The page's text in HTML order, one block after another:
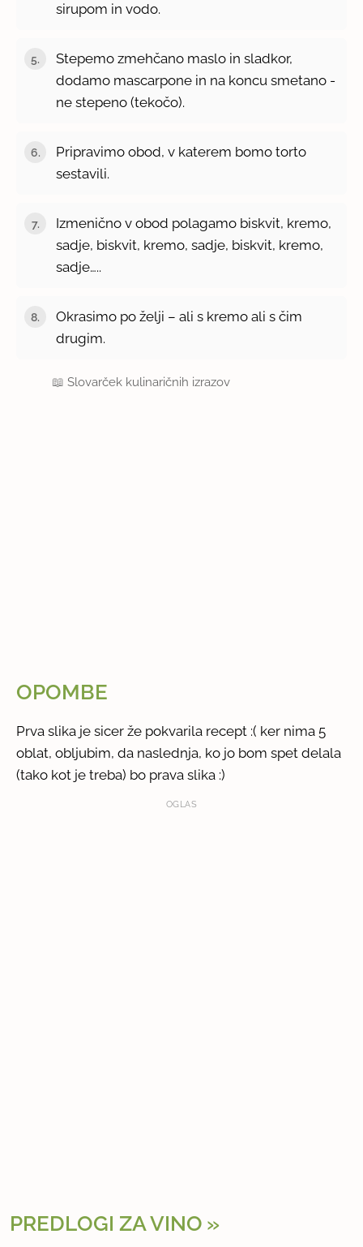
sirupom in vodo.
Stepemo zmehčano maslo in sladkor,
dodamo mascarpone in na koncu smetano -
ne stepeno (tekočo).
Pripravimo obod, v katerem bomo torto
sestavili.
Izmenično v obod polagamo biskvit, kremo,
sadje, biskvit, kremo, sadje, biskvit, kremo,
sadje…..
Okrasimo po želji – ali s kremo ali s čim
drugim.
📖Slovarček kulinaričnih izrazov
OPOMBE
Prva slika je sicer že pokvarila recept :( ker nima 5
oblat, obljubim, da naslednja, ko jo bom spet delala
(tako kot je treba) bo prava slika :)
OGLAS
PREDLOGI ZA VINO